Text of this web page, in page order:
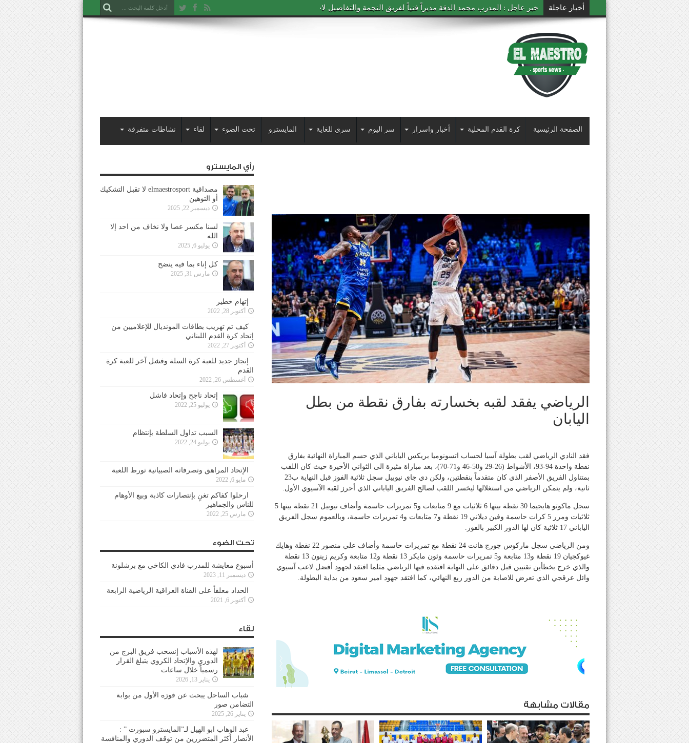
أخبار عاجلة خبر عاجل : المدرب محمد الدقة مديراً فنياً لفريق النجمة والتفاصيل لاحقاً
الصفحة الرئيسية كرة القدم المحلية أخبار واسرار سر اليوم سري للغاية المايسترو تحت الضوء لقاء نشاطات متفرقة
الرياضي يفقد لقبه بخسارته بفارق نقطة من بطل
اليابان
فقد النادي الرياضي لقب بطولة آسيا لحساب اتسونوميا بريكس الياباني الذي حسم المباراة النهائية بفارق
نقطة واحدة 94-93، الأشواط (26-29 و50-46 و71-70)، بعد مباراة مثيرة الى الثواني الأخيرة حيث كان اللقب
بمتناول الفريق الأصفر الذي كان متقدماً بنقطتين، ولكن دي جاي نيوبيل سجل ثلاثية الفوز قبل النهاية ب23
ثانية، ولم يتمكن الرياضي من استغلالها ليخسر اللقب لصالح الفريق الياباني الذي أحرز لقبه الآسيوي الأول.
سجل ماكوتو هايجيما 30 نقطة بينها 6 ثلاثيات مع 9 متابعات و5 تمريرات حاسمة وأضاف نيوبيل 21 نقطة بينها 5
ثلاثيات ومرر 5 كرات حاسمة وفين ديلاني 19 نقطة و7 متابعات و4 تمريرات حاسمة، وبالعموم سجل الفريق
الياباني 17 ثلاثية كان لها الدور الكبير بالفوز.
ومن الرياضي سجل ماركوس جورج هانت 24 نقطة مع تمريرات حاسمة وأضاف علي منصور 22 نقطة وهايك
غيوكجيان 19 نقطة و13 متابعة و5 تمريرات حاسمة وثون مايكر 13 نقطة و12 متابعة وكريم زينون 13 نقطة
والذي خرج بخطأين تقنيين قبل دقائق على النهاية افتقده فيها الرياضي مثلما افتقد لجهود أفضل لاعب آسيوي
وائل عرقجي الذي تعرض للاصابة من الدور ربع النهائي، كما افتقد جهود امير سعود من بداية البطولة.
مقالات مشابهة
رأي المايسترو
مصداقية elmaestrosport لا تقبل التشكيك
أو التوهين
ديسمبر 22, 2025
لسنا مكسر عصا ولا نخاف من احد إلا
الله
يوليو 6, 2025
كل إناء بما فيه ينضح
مارس 31, 2025
إتهام خطير
أكتوبر 28, 2022
كيف تم تهريب بطاقات المونديال للإعلاميين من
إتحاد كرة القدم اللبناني
أكتوبر 27, 2022
إنجاز جديد للعبة كرة السلة وفشل آخر للعبة كرة
القدم
أغسطس 26, 2022
إتحاد ناجح وإتحاد فاشل
يوليو 25, 2022
السبب تداول السلطة بإنتظام
يوليو 24, 2022
الإتحاد المراهق وتصرفاته الصبيانية تورط اللعبة
مايو 6, 2022
ارحلوا كفاكم تغنٍ بإنتصارات كاذبة وبيع الأوهام
للناس والجماهير
مارس 25, 2022
تحت الضوء
أسبوع معايشة للمدرب فادي الكاخي مع برشلونة
ديسمبر 11, 2023
الحداد معلقاً على القناة العراقية الرياضية الرابعة
أكتوبر 6, 2021
لقاء
لهذه الأسباب إنسحب فريق البرج من
الدوري والإتحاد الكروي يتبلغ القرار
رسمياً خلال ساعات
يناير 13, 2026
شباب الساحل يبحث عن فوزه الأول من بوابة
التضامن صور
يناير 26, 2025
عبد الوهاب ابو الهيل لـ”المايسترو سبورت ” :
الأنصار أكثر المتضررين من توقف الدوري والمنافسة